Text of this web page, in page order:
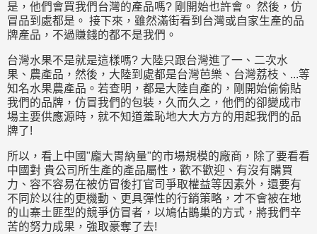
是，他們會買我們台灣的產品嗎? 剛開始也許會。 然後，仿
冒品到處都是。 接下來，雖然滿街看到台灣或自家生產的品
牌產品，不過賺錢的都不是我們。
台灣水果不是就是這樣嗎? 大陸只跟台灣進了一、二次水
果、農產品，然後，大陸到處都是台灣芭樂、台灣荔枝、...等
知名水果農產品。若查明，都是大陸自產的，剛開始偷偷貼
我們的品牌，仿冒我們的包裝，久而久之，他們的卻變成市
場主要供應源時，就不知道羞恥地大大方方的用起我們的品
牌了!
所以，看上中國"龐大胃納量"的市場規模的廠商，除了要看看
中國對 貴公司所生產的產品屬性，歡不歡迎、有沒有購買
力、容不容易在被仿冒後打官司爭取權益等因素外，還要有
不同於以往的更機動、更具彈性的行銷策略，才不會被在地
的山寨土匪型的競爭仿冒者，以鳩佔鵲巢的方式，將我們辛
苦的努力成果，強取豪奪了去!